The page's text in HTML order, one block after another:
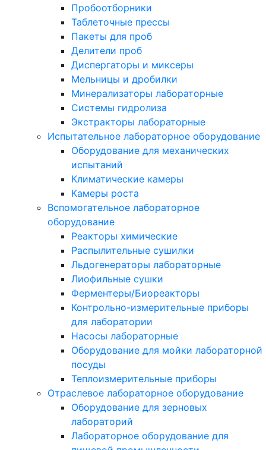
Пробоотборники
Таблеточные прессы
Пакеты для проб
Делители проб
Диспергаторы и миксеры
Мельницы и дробилки
Минерализаторы лабораторные
Системы гидролиза
Экстракторы лабораторные
Испытательное лабораторное оборудование
Оборудование для механических
испытаний
Климатические камеры
Камеры роста
Вспомогательное лабораторное
оборудование
Реакторы химические
Распылительные сушилки
Льдогенераторы лабораторные
Лиофильные сушки
Ферментеры/Биореакторы
Контрольно-измерительные приборы
для лаборатории
Насосы лабораторные
Оборудование для мойки лабораторной
посуды
Теплоизмерительные приборы
Отраслевое лабораторное оборудование
Оборудование для зерновых
лабораторий
Лабораторное оборудование для